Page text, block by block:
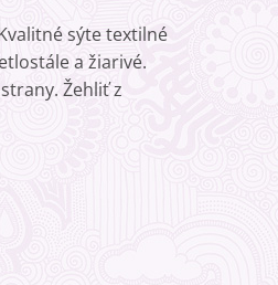
sýte textilné
a žiarivé.
Žehliť z